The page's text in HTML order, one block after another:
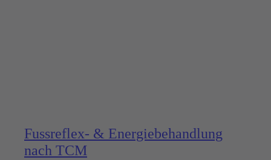
Fussreflex- & Energie­behandlung
nach TCM